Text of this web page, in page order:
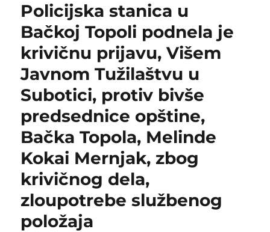
Policijska stanica u
Bačkoj Topoli podnela je
krivičnu prijavu, Višem
Javnom Tužilaštvu u
Subotici, protiv bivše
predsednice opštine,
Bačka Topola, Melinde
Kokai Mernjak, zbog
krivičnog dela,
zloupotrebe službenog
položaja